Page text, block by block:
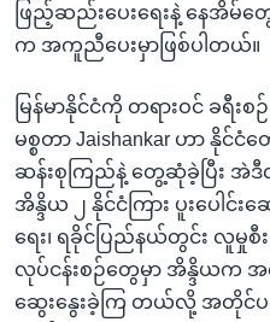
ဖြည့်ဆည်းပေးရေးနဲ့ နေအိမ်
က အကူညီပေးမှာဖြစ်ပါတယ်။
မြန်မာနိုင်ငံကို တရားဝင် ခရီ
မစ္စတာ Jaishankar ဟာ နိုင်
ဆန်းစုကြည်နဲ့ တွေ့ဆုံခဲ့ပြီး အဲ
အိန္ဒိယ ၂ နိုင်ငံကြား ပူးပေါ
ရေး၊ ရခိုင်ပြည်နယ်တွင်း လူမှုစီ
လုပ်ငန်းစဉ်တွေမှာ အိန္ဒိယက
ဆွေးနွေးခဲ့ကြ တယ်လို့ အတိုင်ပ